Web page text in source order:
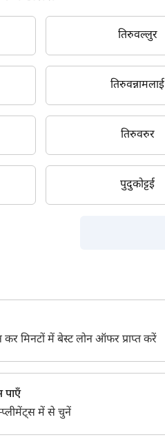
तिरुवल्लुर
तिरुवन्नामलाई
तिरुवरुर
पुदुकोट्टई
मिनटों में बेस्ट लोन ऑफर प्राप्त करें
पाएँ
में से चुनें